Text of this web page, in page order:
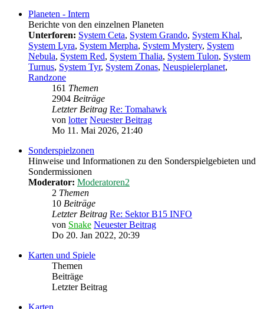
Planeten - Intern
Berichte von den einzelnen Planeten
Unterforen: System Ceta, System Grando, System Khal,
System Lyra, System Merpha, System Mystery, System
Nebula, System Red, System Thalia, System Tulon, System
Turnus, System Tyr, System Zonas, Neuspielerplanet,
Randzone
161 Themen
2904 Beiträge
Letzter Beitrag Re: Tomahawk
von lotter Neuester Beitrag
Mo 11. Mai 2026, 21:40
Sonderspielzonen
Hinweise und Informationen zu den Sonderspielgebieten und
Sondermissionen
Moderator: Moderatoren2
2 Themen
10 Beiträge
Letzter Beitrag Re: Sektor B15 INFO
von Snake Neuester Beitrag
Do 20. Jan 2022, 20:39
Karten und Spiele
Themen
Beiträge
Letzter Beitrag